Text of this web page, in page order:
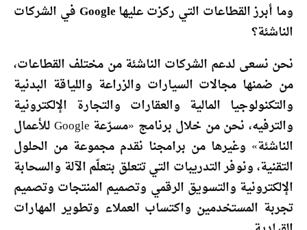
وما أبرز القطاعات التي ركزت عليها Google في الشركات
الناشئة؟
نحن نسعى لدعم الشركات الناشئة من مختلف القطاعات،
من ضمنها مجالات السيارات والزراعة واللياقة البدنية
والتكنولوجيا المالية والعقارات والتجارة الإلكترونية
والترفيه، نحن من خلال برنامج «مسرّعة Google للأعمال
الناشئة» وغيرها من برامجنا نقدم مجموعة من الحلول
التقنية، ونوفر التدريبات التي تتعلق بتعلّم الآلة والسحابة
الإلكترونية والتسويق الرقمي وتصميم المنتجات وتصميم
تجربة المستخدمين واكتساب العملاء وتطوير المهارات